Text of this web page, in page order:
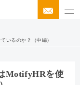
いるのか？（中編）
MotifyHRを使